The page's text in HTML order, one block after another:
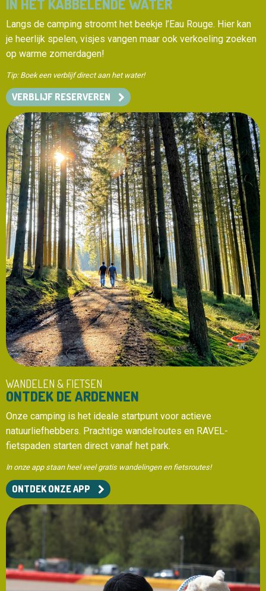
IN HET KABBELENDE WATER
Langs de camping stroomt het beekje l’Eau Rouge. Hier kan
je heerlijk spelen, visjes vangen maar ook verkoeling zoeken
op warme zomerdagen!
Tip: Boek een verblijf direct aan het water!
VERBLIJF RESERVEREN
WANDELEN & FIETSEN
ONTDEK DE ARDENNEN
Onze camping is het ideale startpunt voor actieve
natuurliefhebbers. Prachtige wandelroutes en RAVEL-
fietspaden starten direct vanaf het park.
In onze app staan heel veel gratis wandelingen en fietsroutes!
ONTDEK ONZE APP